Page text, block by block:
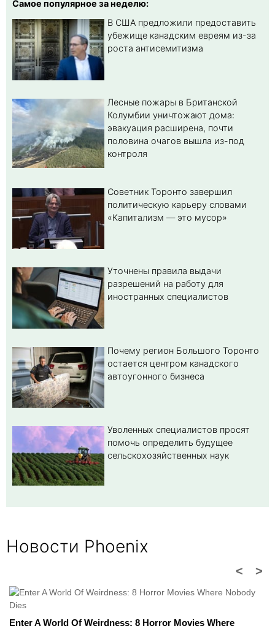
Самое популярное за неделю:
В США предложили предоставить
убежище канадским евреям из-за
роста антисемитизма
Лесные пожары в Британской
Колумбии уничтожают дома:
эвакуация расширена, почти
половина очагов вышла из-под
контроля
Советник Торонто завершил
политическую карьеру словами
«Капитализм — это мусор»
Уточнены правила выдачи
разрешений на работу для
иностранных специалистов
Почему регион Большого Торонто
остается центром канадского
автоугонного бизнеса
Уволенных специалистов просят
помочь определить будущее
сельскохозяйственных наук
Новости Phoenix
>
<
Enter A World Of Weirdness: 8 Horror Movies Where